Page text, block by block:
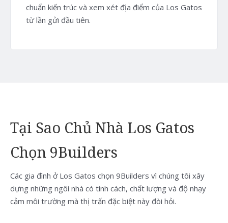
chuẩn kiến trúc và xem xét địa điểm của Los Gatos
từ lần gửi đầu tiên.
Tại Sao Chủ Nhà Los Gatos
Chọn 9Builders
Các gia đình ở Los Gatos chọn 9Builders vì chúng tôi xây
dựng những ngôi nhà có tính cách, chất lượng và độ nhạy
cảm môi trường mà thị trấn đặc biệt này đòi hỏi.